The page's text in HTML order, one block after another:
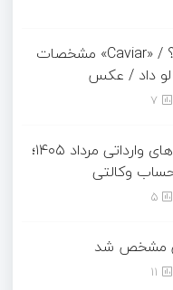
این آیفون ۱۸ است؟ / «Caviar» مشخصات
داد / عکس
7
فروش فوری خودروهای وارداتی مرداد ۱۴۰۵؛
وکالتی
5
مشخص شد
11